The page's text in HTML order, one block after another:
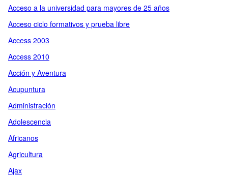
Acceso a la universidad para mayores de 25 años
Acceso ciclo formativos y prueba libre
Access 2003
Access 2010
Acción y Aventura
Acupuntura
Administración
Adolescencia
Africanos
Agricultura
Ajax